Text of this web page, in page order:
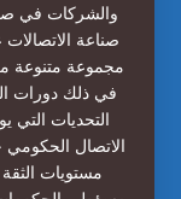
والشركات في
صناعة الاتصالات
مجموعة متنوعة
في ذلك دورات
التحديات التي
الاتصال
مستويات